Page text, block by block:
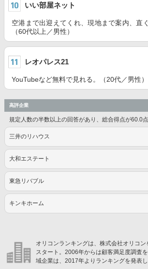
いい部屋ネット
空港まで出迎えてくれ、現地まで案内、直
（60代以上／男性）
レオパレス21
YouTubeなど無料で見れる。（20代／男性）
高評企業
規定人数の半数以上の回答があり、総合得点が60.0点
三井のリハウス
大和エステート
東急リバブル
キンキホーム
オリコンランキングは、株式会社オリコ
スタート。2006年からは顧客満足度調査
域企業は、2017年よりランキングを発表し